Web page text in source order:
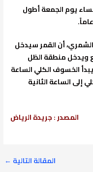
يوم الجمعة أطول
الشمري، أن القمر سيدخل
ويدخل منطقة الظل
الخسوف الكلي الساعة
الساعة الثانية
المصدر : جريدة الرياض
المقالة التالية ←